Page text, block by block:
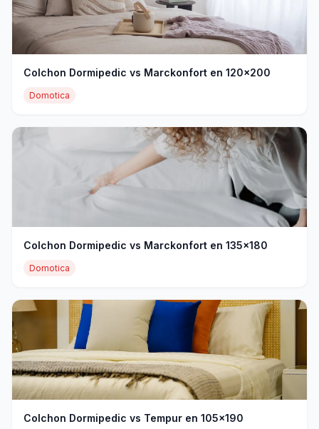
Colchon Dormipedic vs Marckonfort en 120x200
Domotica
Colchon Dormipedic vs Marckonfort en 135x180
Domotica
Colchon Dormipedic vs Tempur en 105x190